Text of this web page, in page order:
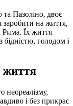
та Пазоліно, двоє
заробити на життя,
Рима. Їх життя
голодом і
життя
неореалізму,
і без прикрас